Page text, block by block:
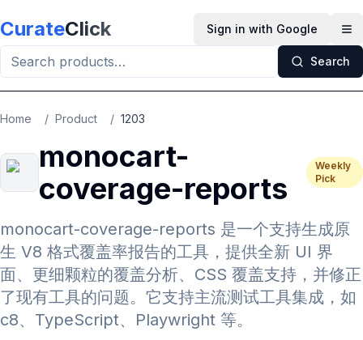
CurateClick Sign in with Google
Search
Home / Product / 1203
monocart-
coverage-reports
Weekly
Pick
monocart-coverage-reports 是一个支持生成原
生 V8 格式覆盖率报告的工具，提供全新 UI 界
面、更细颗粒的覆盖分析、CSS 覆盖支持，并修正
了现有工具的问题。它支持主流测试工具集成，如
c8、TypeScript、Playwright 等。